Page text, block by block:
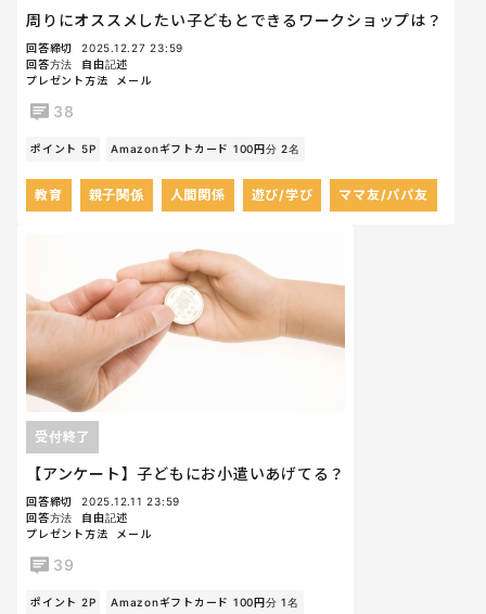
周りにオススメしたい子どもとできるワークショップは？
回答締切
2025.12.27 23:59
回答方法
自由記述
プレゼント方法
メール
38
ポイント 5P Amazonギフトカード 100円分 2名
教育 親子関係 人間関係 遊び/学び ママ友/パパ友
【アンケート】子どもにお小遣いあげてる？
受付終了
回答締切
2025.12.11 23:59
回答方法
自由記述
プレゼント方法
メール
39
ポイント 2P Amazonギフトカード 100円分 1名